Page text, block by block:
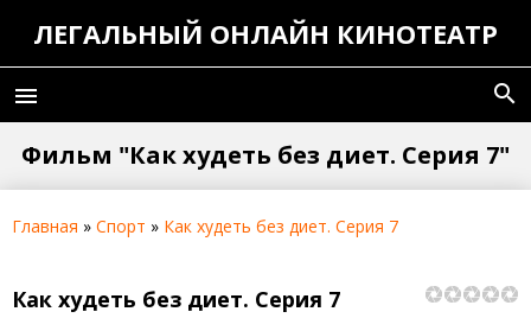
ЛЕГАЛЬНЫЙ ОНЛАЙН КИНОТЕАТР
menu search
Фильм "Как худеть без диет. Серия 7"
Главная » Спорт » Как худеть без диет. Серия 7
Как худеть без диет. Серия 7